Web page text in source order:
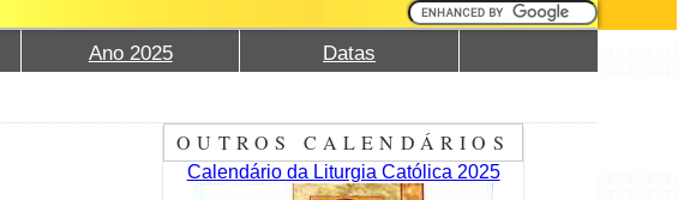
Ano 2025 Datas
OUTROS CALENDÁRIOS
Calendário da Liturgia Católica 2025